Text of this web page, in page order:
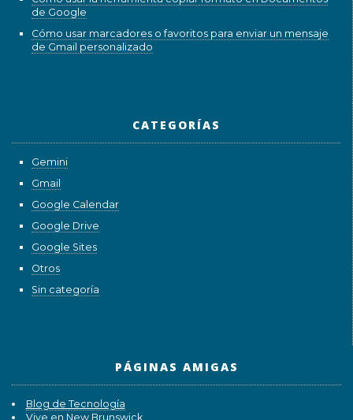
de Google
Cómo usar marcadores o favoritos para enviar un mensaje
de Gmail personalizado
CATEGORÍAS
Gemini
Gmail
Google Calendar
Google Drive
Google Sites
Otros
Sin categoría
PÁGINAS AMIGAS
Blog de Tecnología
Vive en New Brunswick